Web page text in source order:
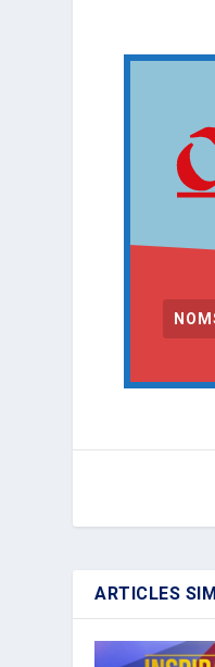
ARTICLES